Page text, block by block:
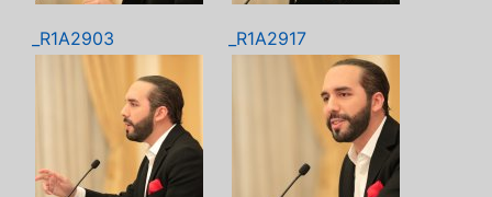
_R1A2903 _R1A2917